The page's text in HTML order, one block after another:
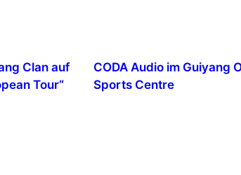
Clan auf
Tour“
CODA Audio im Guiyang
Sports Centre